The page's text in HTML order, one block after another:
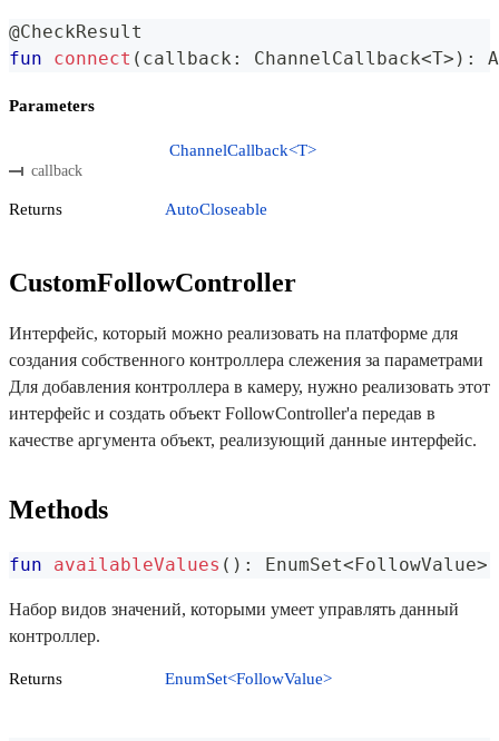
@CheckResult
fun
connect ( callback : ChannelCallback<T> ) :
Parameters
callback
ChannelCallback<T>
Returns AutoCloseable
CustomFollowController
Интерфейс, который можно реализовать на платформе для
создания собственного контроллера слежения за параметрами
Для добавления контроллера в камеру, нужно реализовать этот
интерфейс и создать объект FollowController'а передав в
качестве аргумента объект, реализующий данные интерфейс.
Methods
fun availableValues ( ) : EnumSet<FollowValue>
Набор видов значений, которыми умеет управлять данный
контроллер.
Returns EnumSet<FollowValue>